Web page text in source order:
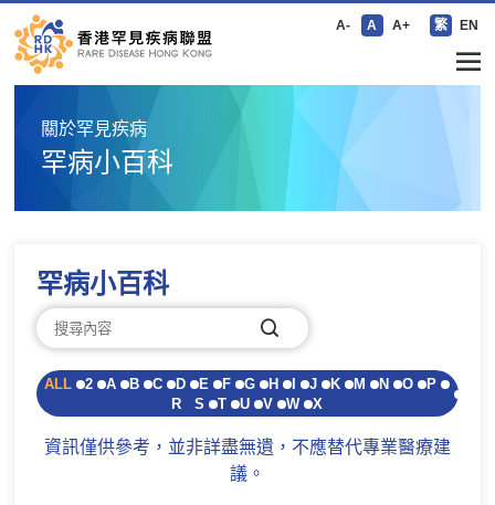
A- A A+ 繁 EN
關於罕見疾病
罕病小百科
罕病小百科
ALL 2 A B C D E F G H J K M N O
P
R
S T U V W X
資訊僅供參考，並非詳盡無遺，不應替代專業醫療建
議。